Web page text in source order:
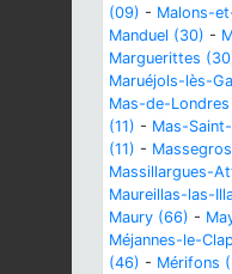
(09) - Malons-
Manduel (30) -
Marguerittes
Maruéjols-lès-
Mas-de-
(11) - Mas-
(11) -
Massillargues-
Maureillas-las-
Maury (66) -
Méjannes-le-
(46) - Mérifons